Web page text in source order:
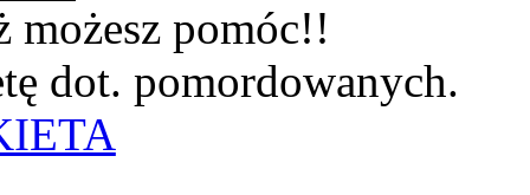
możesz pomóc!!
dot. pomordowanych.